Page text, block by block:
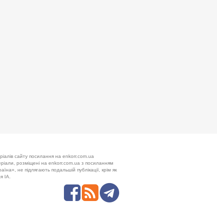
сайту посилання на enkorr.com.ua
розміщені на enkorr.com.ua з посиланням
не підлягають подальшій публікації, крім як
ІА.